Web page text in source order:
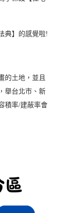
典】的感覺啦!
的土地，並且
舉台北市、新
積率/建蔽率會